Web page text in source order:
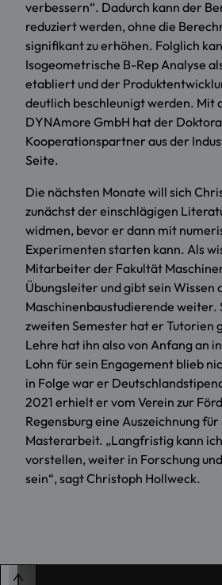
verbessern“. Dadurch kann der
reduziert werden, ohne die
signifikant zu erhöhen. Folglich
Isogeometrische B-Rep Analyse
etabliert und der
deutlich beschleunigt werden. Mit
DYNAmore GmbH hat der
Kooperationspartner aus der
Seite.
Die nächsten Monate will sich
zunächst der einschlägigen
widmen, bevor er dann mit
Experimenten starten kann. Als
Mitarbeiter der Fakultät
Übungsleiter und gibt sein Wissen
Maschinenbaustudierende weiter.
zweiten Semester hat er Tutorien
Lehre hat ihn also von Anfang an
Lohn für sein Engagement blieb
in Folge war er
2021 erhielt er vom Verein zur
Regensburg eine Auszeichnung für
Masterarbeit. „Langfristig kann
vorstellen, weiter in Forschung
sein“, sagt Christoph Hollweck.